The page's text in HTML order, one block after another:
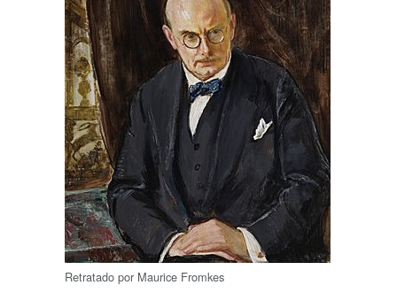
Retratado por Maurice Fromkes